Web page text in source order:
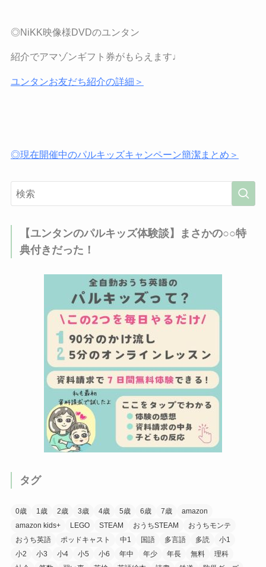
◎NiKK映像様DVDのユンタン
紹介でアマゾンギフト券がもらえます♩
ユンタンお友だち紹介の詳細＞
◎現在開催中のパルキッズキャンペーン簡潔まとめ＞
【ユンタンのパルキッズ体験談】まさかの○○特
典付きだった！
タグ
0歳 1歳 2歳 3歳 4歳 5歳 6歳 7歳
amazon
amazon kids+
LEGO STEAM おうちSTEAM
おうちモンテ
おうち英語
ポッドキャスト 中1 国語 多言語 多読
小1
小2
小3 小4 小5 小6 年中 年少 年長 無料
理科